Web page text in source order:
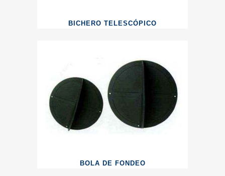
BICHERO TELESCÓPICO
BOLA DE FONDEO